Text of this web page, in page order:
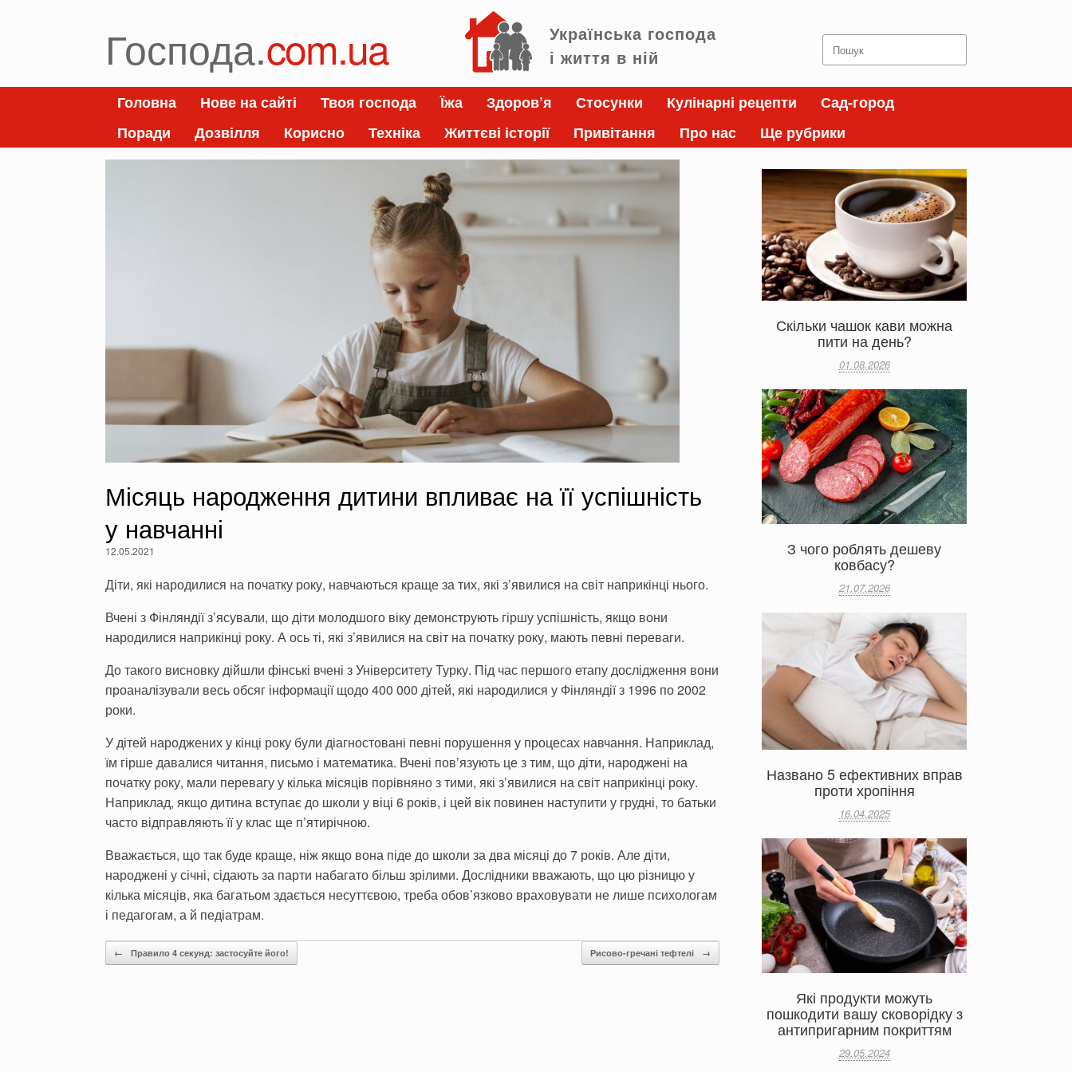
Господа.com.ua
Українська господа
і життя в ній
Search
for:
Головна Нове на сайті Твоя господа Їжа Здоров’я Стосунки Кулінарні рецепти
Сад-город
Поради
Дозвілля Корисно Техніка Життєві історії Привітання Про нас Ще рубрики
Місяць народження дитини впливає на її успішність
у навчанні
12.05.2021
Діти, які народилися на початку року, навчаються краще за тих, які з’явилися на світ наприкінці нього.
Вчені з Фінляндії з’ясували, що діти молодшого віку демонструють гіршу успішність, якщо вони
народилися наприкінці року. А ось ті, які з’явилися на світ на початку року, мають певні переваги.
До такого висновку дійшли фінські вчені з Університету Турку. Під час першого етапу дослідження вони
проаналізували весь обсяг інформації щодо 400 000 дітей, які народилися у Фінляндії з 1996 по 2002
роки.
У дітей народжених у кінці року були діагностовані певні порушення у процесах навчання. Наприклад,
їм гірше давалися читання, письмо і математика. Вчені пов’язують це з тим, що діти, народжені на
початку року, мали перевагу у кілька місяців порівняно з тими, які з’явилися на світ наприкінці року.
Наприклад, якщо дитина вступає до школи у віці 6 років, і цей вік повинен наступити у грудні, то батьки
часто відправляють її у клас ще п’ятирічною.
Вважається, що так буде краще, ніж якщо вона піде до школи за два місяці до 7 років. Але діти,
народжені у січні, сідають за парти набагато більш зрілими. Дослідники вважають, що цю різницю у
кілька місяців, яка багатьом здається несуттєвою, треба обов’язково враховувати не лише психологам
і педагогам, а й педіатрам.
Post navigation
← Правило 4 секунд: застосуйте його! Рисово-гречані тефтелі →
Скільки чашок кави можна
пити на день?
01.08.2026
З чого роблять дешеву
ковбасу?
21.07.2026
Названо 5 ефективних вправ
проти хропіння
16.04.2025
Які продукти можуть
пошкодити вашу сковорідку з
антипригарним покриттям
29.05.2024